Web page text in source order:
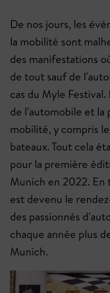
De nos jours, les
la mobilité sont
des manifestations
de tout sauf de
cas du Myle
de l'automobile et la
mobilité, y compris
bateaux. Tout cela
pour la première
Munich en 2022. En
est devenu le
des passionnés
chaque année plus
Munich.